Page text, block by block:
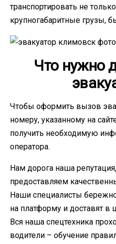
транспортировать не
крупногабаритные грузы,
Что нужно
Чтобы оформить вызов
номеру, указанному на
получить необходимую
оператора.
Нам дорога наша
предоставляем
Наши специалисты
на платформу и доставят в
Вся наша спецтехника
водители – обучение